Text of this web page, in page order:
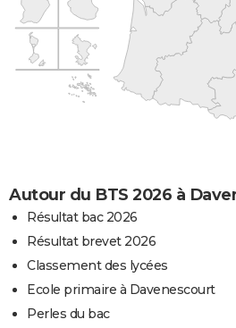
Autour du BTS 2026 à
Résultat bac 2026
Résultat brevet 2026
Classement des lycées
Ecole primaire à Davenescourt
Perles du bac